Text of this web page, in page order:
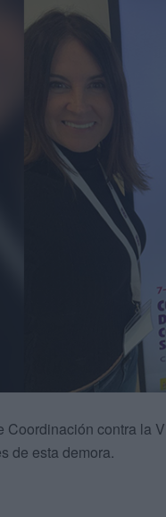
Coordinación contra la
de esta demora.